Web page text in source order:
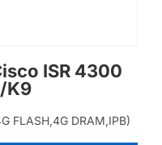
ISR 4300
K9
FLASH,4G DRAM,IPB)